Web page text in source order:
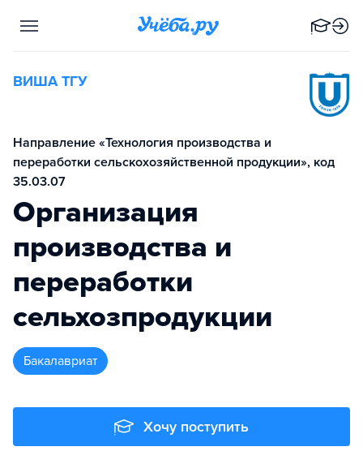
ВИША ТГУ
Направление «Технология производства и
переработки сельскохозяйственной продукции», код
35.03.07
Организация
производства и
переработки
сельхозпродукции
бакалавриат
Хочу поступить